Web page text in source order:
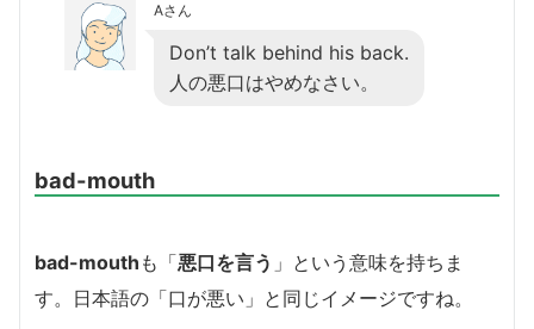
Aさん
Don’t talk behind his back.
人の悪口はやめなさい。
bad-mouth
bad-mouth も「悪口を言う 」という意味を持ちま
す。日本語の「口が悪い」と同じイメージですね。